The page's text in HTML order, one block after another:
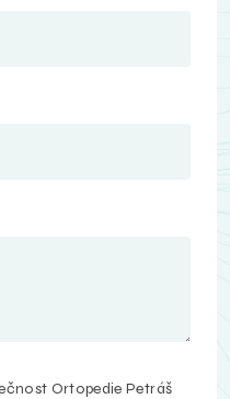
Ortopedie Petráš